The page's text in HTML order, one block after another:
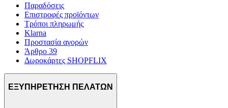
Παραδόσεις
Επιστροφές προϊόντων
Τρόποι πληρωμής
Klarna
Προστασία αγορών
Άρθρο 39
Δωροκάρτες SHOPFLIX
ΕΞΥΠΗΡΕΤΗΣΗ ΠΕΛΑΤΩΝ